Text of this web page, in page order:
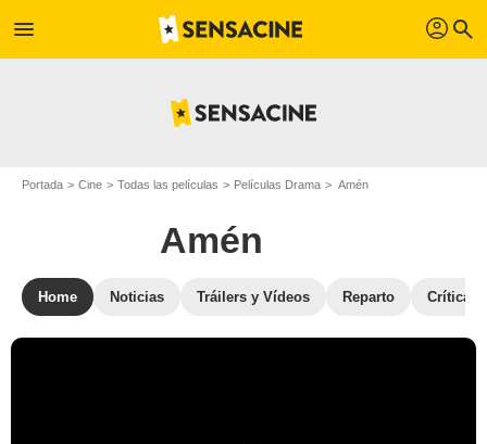
menu profil search
Portada Cine Todas las películas Películas Drama Amén
Amén
Home Noticias Tráilers y Vídeos Reparto Críticas